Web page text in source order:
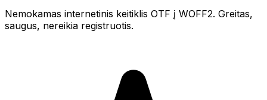
Nemokamas internetinis keitiklis OTF į WOFF2. Greitas,
saugus, nereikia registruotis.